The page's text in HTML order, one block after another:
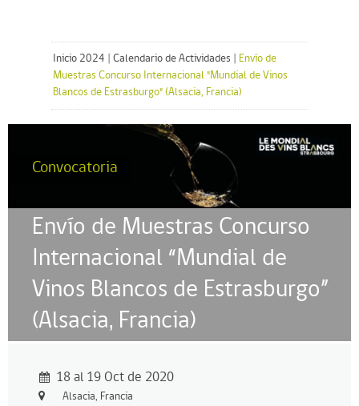
Inicio 2024 Calendario de Actividades
Envío de
Muestras Concurso Internacional "Mundial de Vinos
Blancos de Estrasburgo" (Alsacia, Francia)
Convocatoria
Envío de Muestras Concurso
Internacional “Mundial de
Vinos Blancos de Estrasburgo”
(Alsacia, Francia)
18 al 19 Oct de 2020
Alsacia, Francia